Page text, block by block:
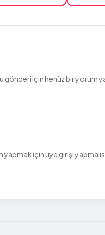
gönderi için henüz bir yorum
yapmak için üye girişi